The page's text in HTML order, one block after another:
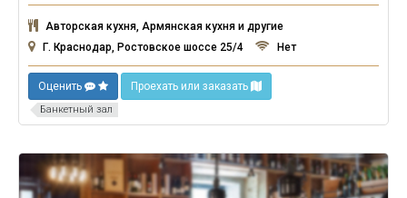
Авторская кухня, Армянская кухня и другие
Г. Краснодар, Ростовское шоссе 25/4
Нет
Оценить Проехать или заказать
Банкетный зал